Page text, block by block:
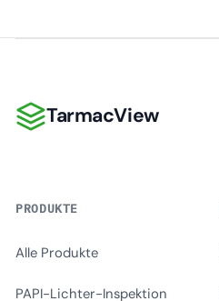
TarmacView
TarmacView
PRODUKTE
Alle Produkte
PAPI-Lichter-Inspektion